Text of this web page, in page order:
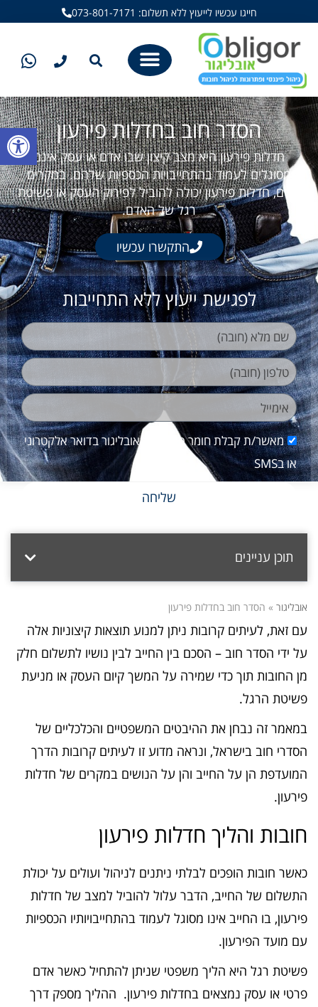
פתח
חייגו עכשיו לייעוץ ללא תשלום: 073-801-7171
הסדר חוב בחדלות פירעון
חדלות פירעון היא מצב קיצון שבו אדם או עסק אינם
מסוגלים לעמוד בהתחייבויות הכספיות שלהם. במקרים
רבים, חדלות פירעון יכולה להוביל לפירוק העסק או פשיטת
רגל של האדם.
התקשרו עכשיו
לפגישת ייעוץ ללא התחייבות
מאשר/ת קבלת חומר פירסומי מאובליגור בדואר אלקטרוני
או בSMS
שליחה
תוכן עניינים
אובליגור » הסדר חוב בחדלות פירעון
עם זאת, לעיתים קרובות ניתן למנוע תוצאות קיצוניות אלה
על ידי הסדר חוב – הסכם בין החייב לבין נושיו לתשלום חלק
מן החובות תוך כדי שמירה על המשך קיום העסק או מניעת
פשיטת הרגל.
במאמר זה נבחן את ההיבטים המשפטיים והכלכליים של
הסדרי חוב בישראל, ונראה מדוע זו לעיתים קרובות הדרך
המועדפת הן על החייב והן על הנושים במקרים של חדלות
פירעון.
חובות והליך חדלות פירעון
כאשר חובות הופכים לבלתי ניתנים לניהול ועולים על יכולת
התשלום של החייב, הדבר עלול להוביל למצב של חדלות
פירעון, בו החייב אינו מסוגל לעמוד בהתחייבויותיו הכספיות
עם מועד הפירעון.
פשיטת רגל היא הליך משפטי שניתן להתחיל כאשר אדם
פרטי או עסק נמצאים בחדלות פירעון. ההליך מספק דרך